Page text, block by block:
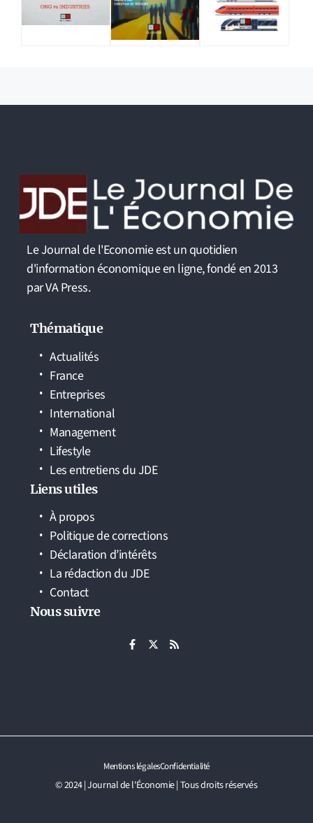
Le Journal de l'Economie est un quotidien
d'information économique en ligne, fondé en 2013
par VA Press.
Thématique
Actualités
France
Entreprises
International
Management
Lifestyle
Les entretiens du JDE
Liens utiles
À propos
Politique de corrections
Déclaration d’intérêts
La rédaction du JDE
Contact
Nous suivre
© 2024 | Journal de l'Économie | Tous droits réservés
Mentions légalesConfidentialité